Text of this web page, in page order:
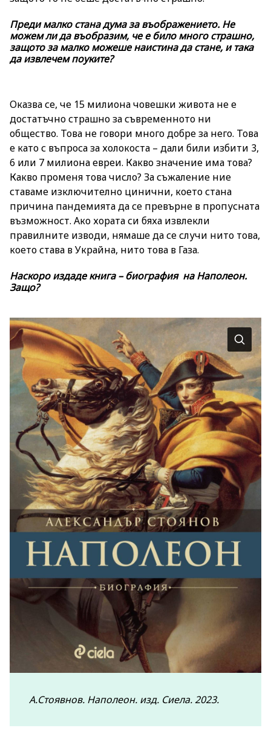
Преди малко стана дума за въображението. Не
можем ли да въобразим, че е било много страшно,
защото за малко можеше наистина да стане, и така
да извлечем поуките?
Оказва се, че 15 милиона човешки живота не е
достатъчно страшно за съвременното ни
общество. Това не говори много добре за него. Това
е като с въпроса за холокоста – дали били избити 3,
6 или 7 милиона евреи. Какво значение има това?
Какво променя това число? За съжаление ние
ставаме изключително цинични, което стана
причина пандемията да се превърне в пропусната
възможност. Ако хората си бяха извлекли
правилните изводи, нямаше да се случи нито това,
което става в Украйна, нито това в Газа.
Наскоро издаде книга – биография на Наполеон.
Защо?
А.Стоявнов. Наполеон. изд. Сиела. 2023.